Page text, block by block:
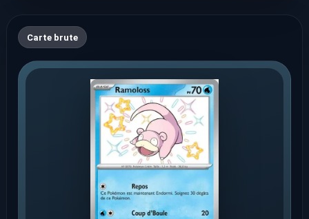
Carte brute